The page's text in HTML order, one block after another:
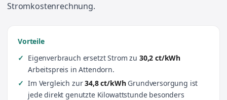
Stromkostenrechnung.
Vorteile
Eigenverbrauch ersetzt Strom zu 30,2 ct/kWh
Arbeitspreis in Attendorn.
Im Vergleich zur34,8 ct/kWhGrundversorgung ist
jede direkt genutzte Kilowattstunde besonders